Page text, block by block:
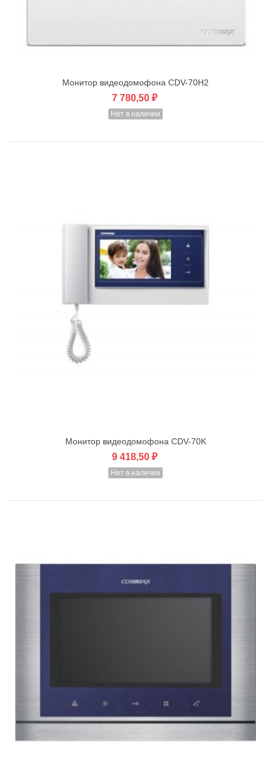
Монитор видеодомофона CDV-70H2
7 780,50 ₽
Нет в наличии
Монитор видеодомофона CDV-70K
9 418,50 ₽
Нет в наличии